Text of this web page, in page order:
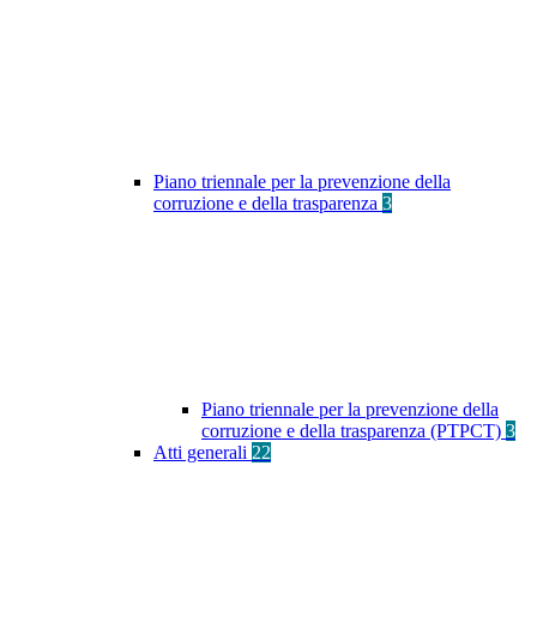
Piano triennale per la prevenzione della
corruzione e della trasparenza 3
Piano triennale per la prevenzione della
corruzione e della trasparenza (PTPCT) 3
Atti generali 22